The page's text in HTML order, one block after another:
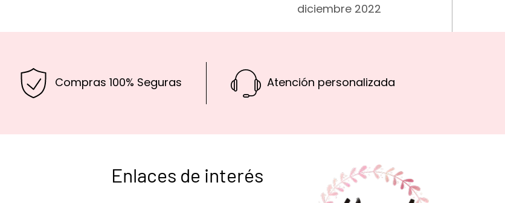
diciembre 2022
Compras 100% Seguras Atención personalizada
Enlaces de interés